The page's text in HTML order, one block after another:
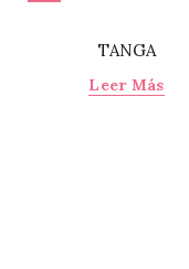
TANGA
Leer Más